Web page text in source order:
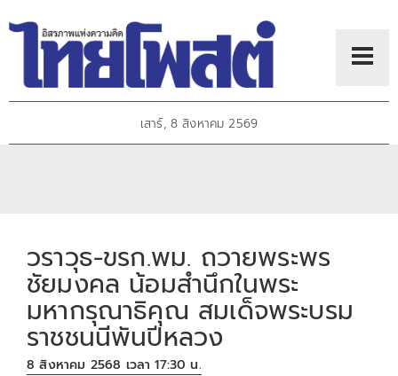
เสาร์, 8 สิงหาคม 2569
วราวุธ-ขรก.พม. ถวายพระพร
ชัยมงคล น้อมสำนึกในพระ
มหากรุณาธิคุณ สมเด็จพระบรม
ราชชนนีพันปีหลวง
8 สิงหาคม 2568 เวลา 17:30 น.